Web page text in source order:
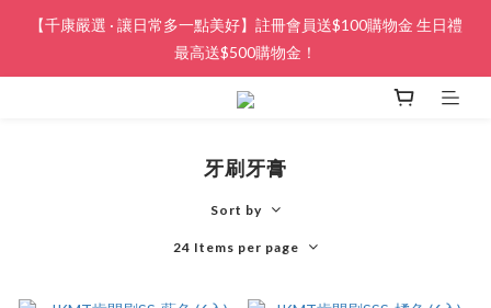
【千康嚴選 · 讓日常多一點美好】註冊會員送$100購物金 生日禮
最高送$500購物金！
牙刷牙膏
Sort by
24 Items per page